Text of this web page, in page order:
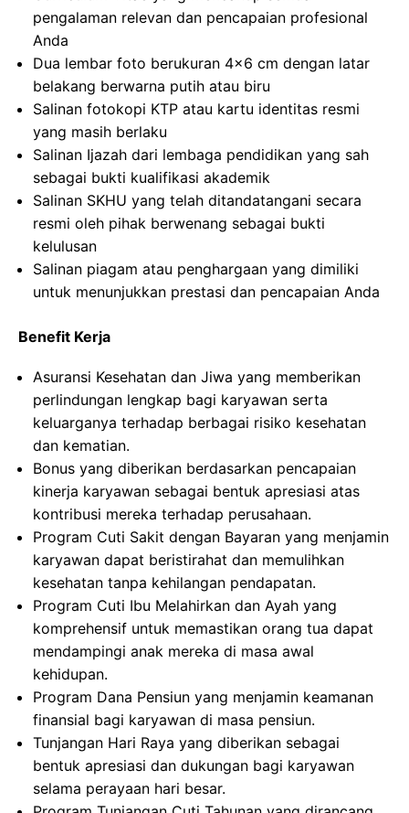
pengalaman relevan dan pencapaian profesional
Anda
Dua lembar foto berukuran 4×6 cm dengan latar
belakang berwarna putih atau biru
Salinan fotokopi KTP atau kartu identitas resmi
yang masih berlaku
Salinan Ijazah dari lembaga pendidikan yang sah
sebagai bukti kualifikasi akademik
Salinan SKHU yang telah ditandatangani secara
resmi oleh pihak berwenang sebagai bukti
kelulusan
Salinan piagam atau penghargaan yang dimiliki
untuk menunjukkan prestasi dan pencapaian Anda
Benefit Kerja
Asuransi Kesehatan dan Jiwa yang memberikan
perlindungan lengkap bagi karyawan serta
keluarganya terhadap berbagai risiko kesehatan
dan kematian.
Bonus yang diberikan berdasarkan pencapaian
kinerja karyawan sebagai bentuk apresiasi atas
kontribusi mereka terhadap perusahaan.
Program Cuti Sakit dengan Bayaran yang menjamin
karyawan dapat beristirahat dan memulihkan
kesehatan tanpa kehilangan pendapatan.
Program Cuti Ibu Melahirkan dan Ayah yang
komprehensif untuk memastikan orang tua dapat
mendampingi anak mereka di masa awal
kehidupan.
Program Dana Pensiun yang menjamin keamanan
finansial bagi karyawan di masa pensiun.
Tunjangan Hari Raya yang diberikan sebagai
bentuk apresiasi dan dukungan bagi karyawan
selama perayaan hari besar.